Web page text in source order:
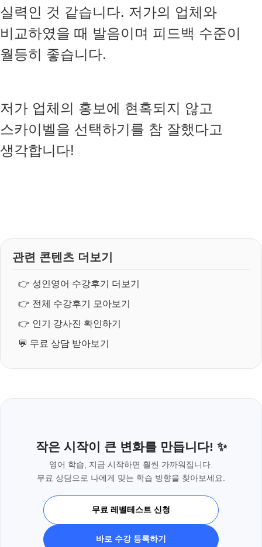
실력인 것 같습니다. 저가의 업체와
비교하였을 때 발음이며 피드백 수준이
월등히 좋습니다.
저가 업체의 홍보에 현혹되지 않고
스카이벨을 선택하기를 참 잘했다고
생각합니다!
관련 콘텐츠 더보기
👉 성인영어 수강후기 더보기
👉 전체 수강후기 모아보기
👉 인기 강사진 확인하기
💬 무료 상담 받아보기
작은 시작이 큰 변화를 만듭니다! ✨
영어 학습, 지금 시작하면 훨씬 가까워집니다.
무료 상담으로 나에게 맞는 학습 방향을 찾아보세요.
무료 레벨테스트 신청
바로 수강 등록하기